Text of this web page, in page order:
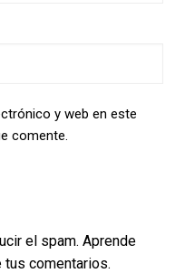
y web en este
comente.
el spam. Aprende
comentarios.